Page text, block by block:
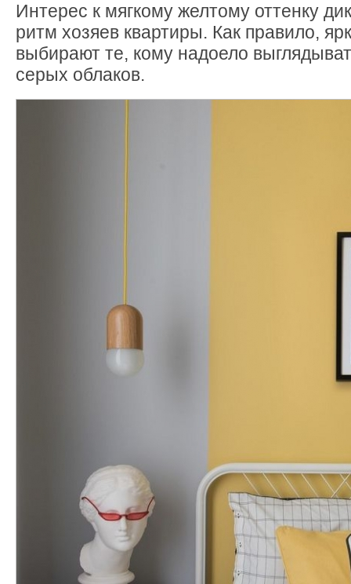
Интерес к мягкому желтому оттенку
ритм хозяев квартиры. Как правило,
выбирают те, кому надоело
серых облаков.